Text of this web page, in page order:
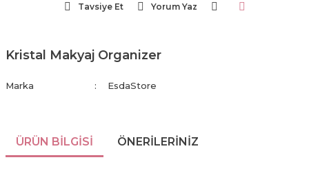
Tavsiye Et Yorum Yaz
Kristal Makyaj Organizer
Marka EsdaStore
ÜRÜN BILGISI ÖNERILERINIZ